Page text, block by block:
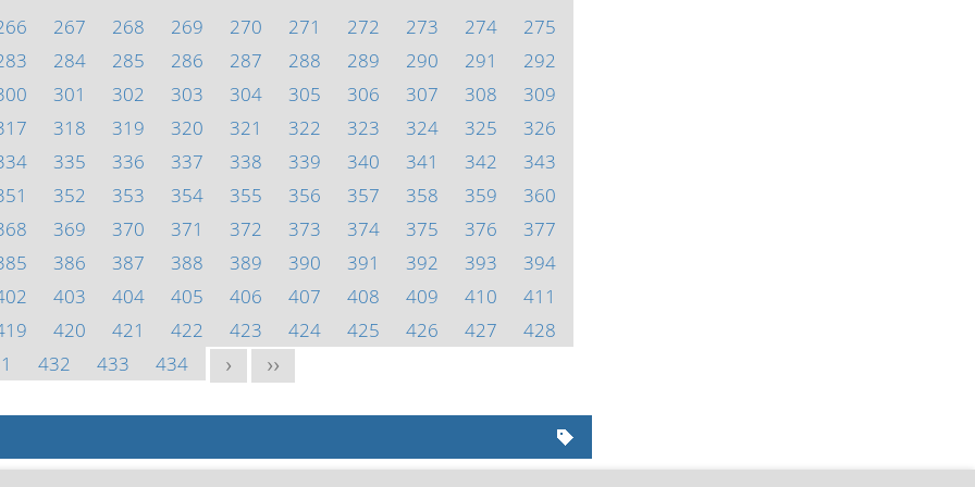
267 268 269 270 271 272 273 274
275
284 285 286 287 288 289 290 291
292
301 302 303 304 305 306 307 308
309
318 319 320 321 322 323 324 325
326
335 336 337 338 339 340 341 342
343
352 353 354 355 356 357 358 359
360
369 370 371 372 373 374 375 376
377
386 387 388 389 390 391 392 393
394
403 404 405 406 407 408 409 410
411
420 421 422 423 424 425 426 427
428
432 433 434 > >>